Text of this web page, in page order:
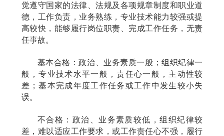
觉遵守国家的法律、法规及各项规章制度和职业道
德，工作负责，业务熟练，专业技术能力较强或提
高较快，能够履行岗位职责、完成工作任务，无责
任事故。
基本合格：政治、业务素质一般；组织纪律一
般，专业技术水平一般，责任心一般，主动性较
差；基本完成年度工作任务或工作中发生较小失
误。
不合格：政治、业务素质较低，组织纪律较
差，难以适应工作要求，或工作责任心不强，履行